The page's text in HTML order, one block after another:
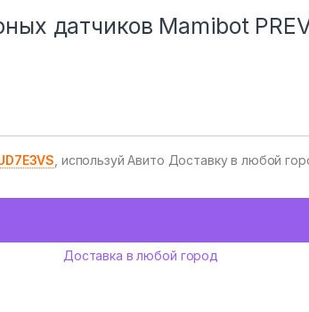
датчиков Mamibot
, используй Авито Доставку в любой
Доставка в любой город